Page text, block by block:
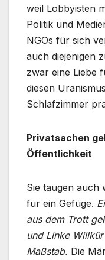
weil Lobbyisten
Politik und
NGOs für sich
auch diejenigen
zwar eine Liebe
diesen
Schlafzimmer
Privatsachen
Öffentlichkeit
Sie taugen auch
für ein Gefüge.
aus dem Trott
und Linke
Maßstab. Die